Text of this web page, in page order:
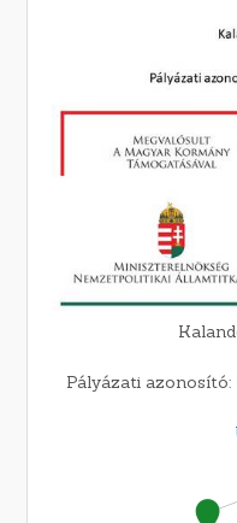
Pályázati